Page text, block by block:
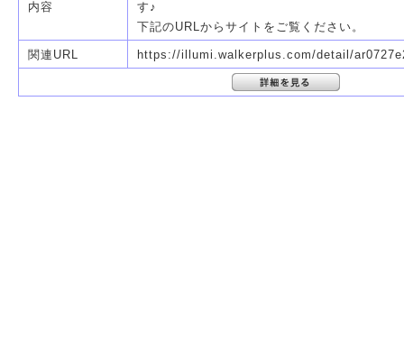
内容
す♪
下記のURLからサイトをご覧ください。
関連URL https://illumi.walkerplus.com/detail/